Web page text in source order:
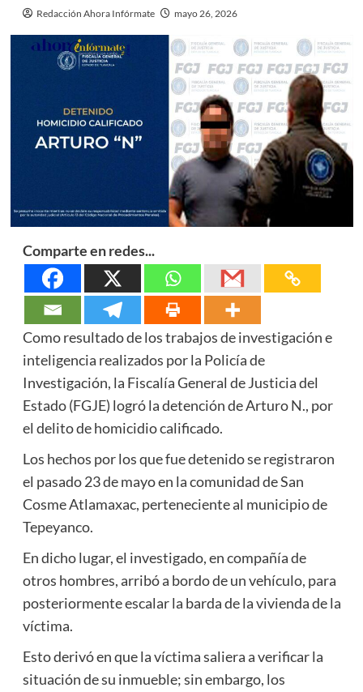
Redacción Ahora Infórmate mayo 26, 2026
Comparte en redes...
Como resultado de los trabajos de investigación e
inteligencia realizados por la Policía de
Investigación, la Fiscalía General de Justicia del
Estado (FGJE) logró la detención de Arturo N., por
el delito de homicidio calificado.
Los hechos por los que fue detenido se registraron
el pasado 23 de mayo en la comunidad de San
Cosme Atlamaxac, perteneciente al municipio de
Tepeyanco.
En dicho lugar, el investigado, en compañía de
otros hombres, arribó a bordo de un vehículo, para
posteriormente escalar la barda de la vivienda de la
víctima.
Esto derivó en que la víctima saliera a verificar la
situación de su inmueble; sin embargo, los